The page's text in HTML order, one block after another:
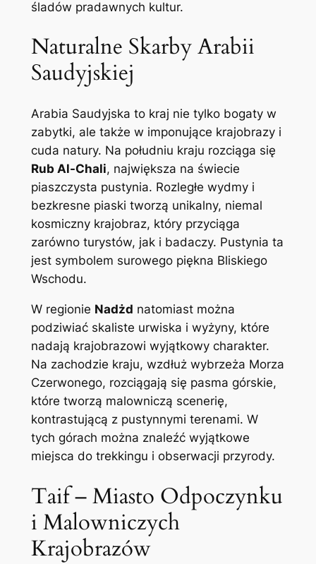
śladów pradawnych kultur.
Naturalne Skarby Arabii
Saudyjskiej
Arabia Saudyjska to kraj nie tylko bogaty w
zabytki, ale także w imponujące krajobrazy i
cuda natury. Na południu kraju rozciąga się
Rub Al-Chali, największa na świecie
piaszczysta pustynia. Rozległe wydmy i
bezkresne piaski tworzą unikalny, niemal
kosmiczny krajobraz, który przyciąga
zarówno turystów, jak i badaczy. Pustynia ta
jest symbolem surowego piękna Bliskiego
Wschodu.
W regionie Nadżd natomiast można
podziwiać skaliste urwiska i wyżyny, które
nadają krajobrazowi wyjątkowy charakter.
Na zachodzie kraju, wzdłuż wybrzeża Morza
Czerwonego, rozciągają się pasma górskie,
które tworzą malowniczą scenerię,
kontrastującą z pustynnymi terenami. W
tych górach można znaleźć wyjątkowe
miejsca do trekkingu i obserwacji przyrody.
Taif – Miasto Odpoczynku
i Malowniczych
Krajobrazów